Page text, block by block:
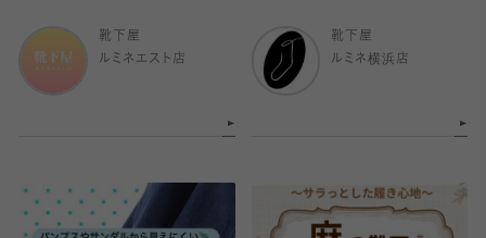
靴下屋
ルミネエスト店
靴下屋
ルミネ横浜店